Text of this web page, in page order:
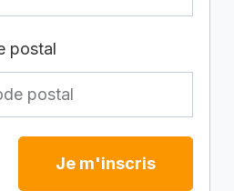
postal
Je m'inscris